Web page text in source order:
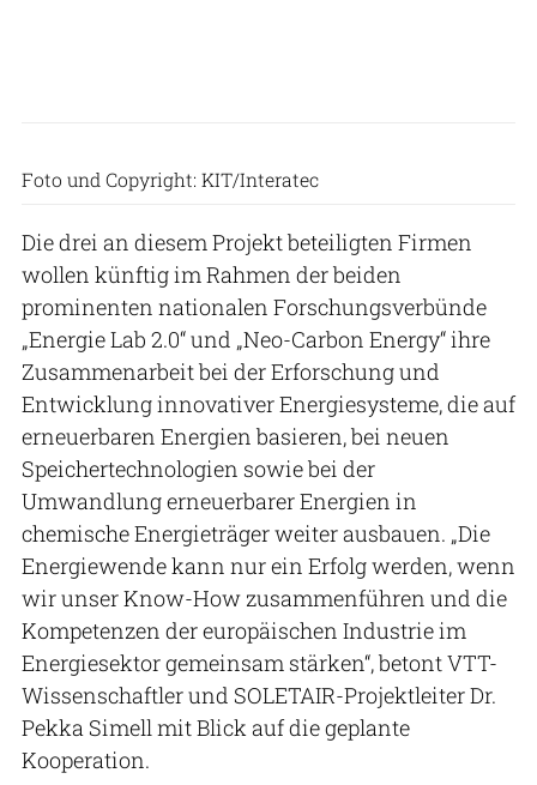
Foto und Copyright: KIT/Interatec
Die drei an diesem Projekt beteiligten Firmen
wollen künftig im Rahmen der beiden
prominenten nationalen Forschungsverbünde
„Energie Lab 2.0“ und „Neo-Carbon Energy“ ihre
Zusammenarbeit bei der Erforschung und
Entwicklung innovativer Energiesysteme, die auf
erneuerbaren Energien basieren, bei neuen
Speichertechnologien sowie bei der
Umwandlung erneuerbarer Energien in
chemische Energieträger weiter ausbauen. „Die
Energiewende kann nur ein Erfolg werden, wenn
wir unser Know-How zusammenführen und die
Kompetenzen der europäischen Industrie im
Energiesektor gemeinsam stärken“, betont VTT-
Wissenschaftler und SOLETAIR-Projektleiter Dr.
Pekka Simell mit Blick auf die geplante
Kooperation.